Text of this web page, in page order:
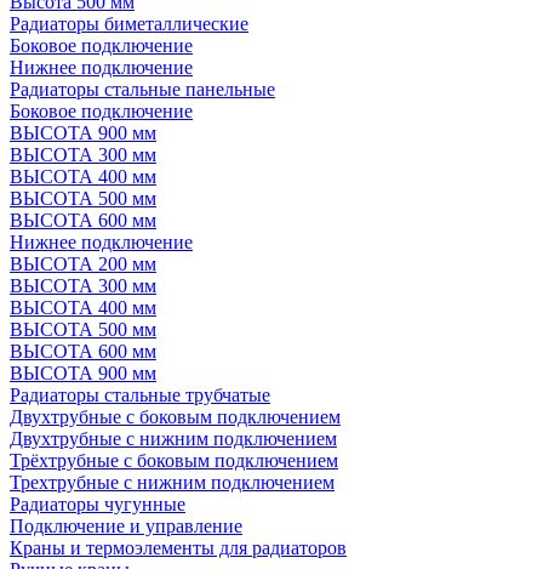
Радиаторы биметаллические
Боковое подключение
Нижнее подключение
Радиаторы стальные панельные
Боковое подключение
ВЫСОТА 900 мм
ВЫСОТА 300 мм
ВЫСОТА 400 мм
ВЫСОТА 500 мм
ВЫСОТА 600 мм
Нижнее подключение
ВЫСОТА 200 мм
ВЫСОТА 300 мм
ВЫСОТА 400 мм
ВЫСОТА 500 мм
ВЫСОТА 600 мм
ВЫСОТА 900 мм
Радиаторы стальные трубчатые
Двухтрубные с боковым подключением
Двухтрубные с нижним подключением
Трёхтрубные с боковым подключением
Трехтрубные с нижним подключением
Радиаторы чугунные
Подключение и управление
Краны и термоэлементы для радиаторов